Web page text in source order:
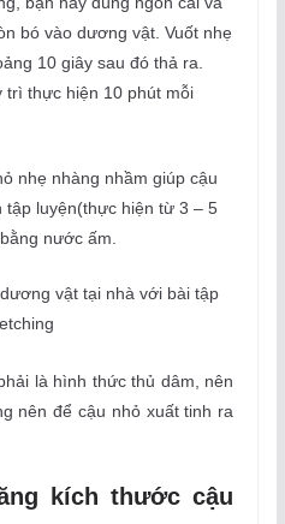
bó vào dương vật. Vuốt nhẹ
10 giây sau đó thả ra.
trì thực hiện 10 phút mỗi
nhẹ nhàng nhầm giúp cậu
tập luyện(thực hiện từ 3 – 5
nước ấm.
là hình thức thủ dâm, nên
nên để cậu nhỏ xuất tinh ra
kích thước cậu